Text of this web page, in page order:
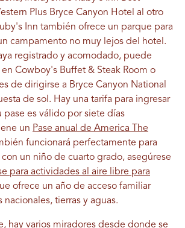
Plus Bryce Canyon Hotel al otro
Inn también ofrece un parque para
campamento no muy lejos del hotel.
registrado y acomodado, puede
Cowboy's Buffet & Steak Room o
de dirigirse a Bryce Canyon National
de sol. Hay una tarifa para ingresar
pase es válido por siete días
un Pase anual de America The
funcionará perfectamente para
con un niño de cuarto grado, asegúrese
para actividades al aire libre para
ofrece un año de acceso familiar
tierras y aguas.
hay varios miradores desde donde se